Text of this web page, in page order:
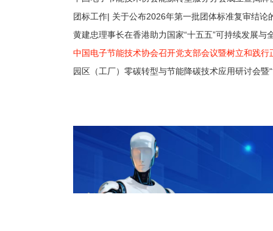
团标工作| 关于公布2026年第一批团体标准复审结论
黄建忠理事长在香港助力国家“十五五”可持续发展与
中国电子节能技术协会召开党支部会议暨树立和践行
园区（工厂）零碳转型与节能降碳技术应用研讨会暨